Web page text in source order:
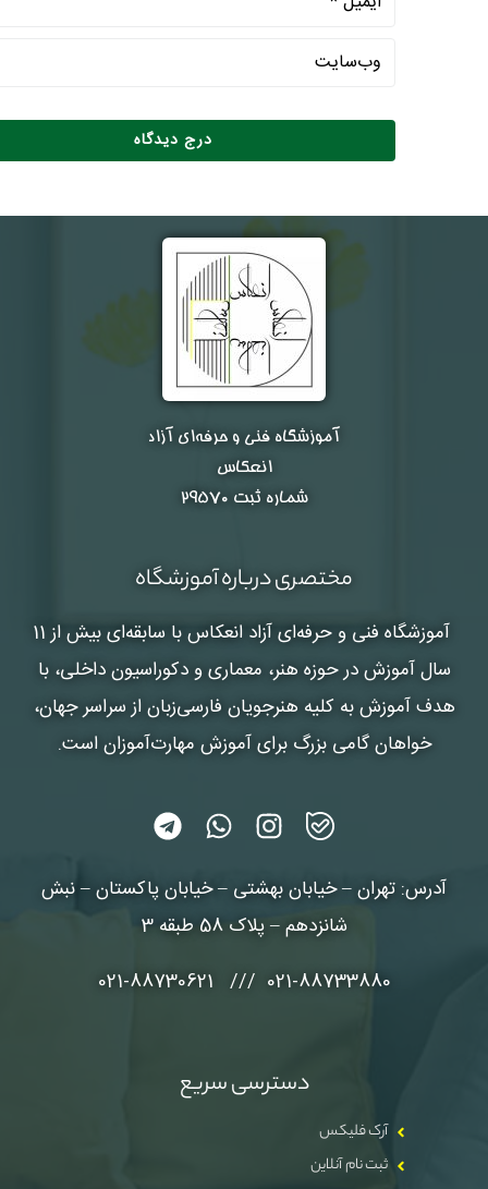
آموزشگاه فنی و حرفه‌ای آزاد
انعکاس
شماره ثبت ۲۹۵۷۰
مختصری درباره آموزشگاه
آموزشگاه فنی و حرفه‌ای آزاد انعکاس
با سابقه‌ای بیش از 11
سال آموزش در حوزه هنر، معماری و دکوراسیون داخلی، با
هدف آموزش به کلیه هنرجویان فارسی‌زبان از سراسر جهان،
خواهان گامی بزرگ برای آموزش مهارت‌آموزان است.
آدرس: تهران – خیابان بهشتی – خیابان پاکستان – نبش
شانزدهم – پلاک 58 طبقه 3
021-88733880 /// 021-88730621
دسترسی سریع
آرک فلیکس
ثبت نام آنلاین